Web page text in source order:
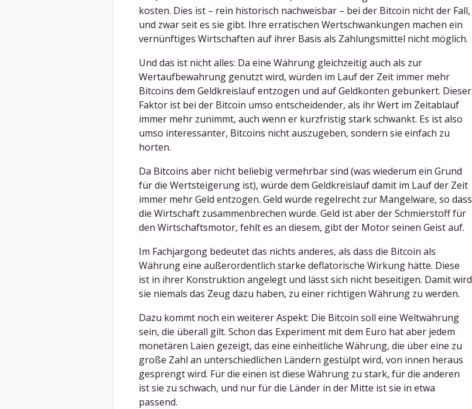
kosten. Dies ist – rein historisch nachweisbar – bei der Bitcoin nicht der Fall,
und zwar seit es sie gibt. Ihre erratischen Wertschwankungen machen ein
vernünftiges Wirtschaften auf ihrer Basis als Zahlungsmittel nicht möglich.
Und das ist nicht alles: Da eine Währung gleichzeitig auch als zur
Wertaufbewahrung genutzt wird, würden im Lauf der Zeit immer mehr
Bitcoins dem Geldkreislauf entzogen und auf Geldkonten gebunkert. Dieser
Faktor ist bei der Bitcoin umso entscheidender, als ihr Wert im Zeitablauf
immer mehr zunimmt, auch wenn er kurzfristig stark schwankt. Es ist also
umso interessanter, Bitcoins nicht auszugeben, sondern sie einfach zu
horten.
Da Bitcoins aber nicht beliebig vermehrbar sind (was wiederum ein Grund
für die Wertsteigerung ist), würde dem Geldkreislauf damit im Lauf der Zeit
immer mehr Geld entzogen. Geld würde regelrecht zur Mangelware, so dass
die Wirtschaft zusammenbrechen würde. Geld ist aber der Schmierstoff für
den Wirtschaftsmotor, fehlt es an diesem, gibt der Motor seinen Geist auf.
Im Fachjargong bedeutet das nichts anderes, als dass die Bitcoin als
Währung eine außerordentlich starke deflatorische Wirkung hätte. Diese
ist in ihrer Konstruktion angelegt und lässt sich nicht beseitigen. Damit wird
sie niemals das Zeug dazu haben, zu einer richtigen Währung zu werden.
Dazu kommt noch ein weiterer Aspekt: Die Bitcoin soll eine Weltwährung
sein, die überall gilt. Schon das Experiment mit dem Euro hat aber jedem
monetären Laien gezeigt, das eine einheitliche Währung, die über eine zu
große Zahl an unterschiedlichen Ländern gestülpt wird, von innen heraus
gesprengt wird. Für die einen ist diese Währung zu stark, für die anderen
ist sie zu schwach, und nur für die Länder in der Mitte ist sie in etwa
passend.